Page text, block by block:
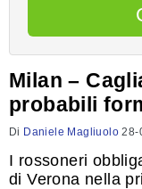
Milan –
probabili
Di Daniele Magliuolo 28-
I rossoneri
di Verona nella